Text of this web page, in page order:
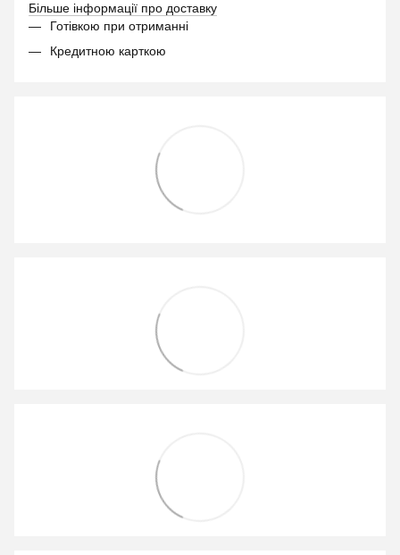
Більше інформації про доставку
Готівкою при отриманні
Кредитною карткою